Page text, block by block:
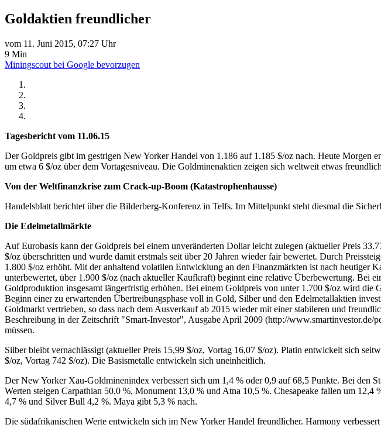
Goldaktien freundlicher
vom 11. Juni 2015, 07:27 Uhr
9 Min
Miningscout bei Google bevorzugen
Tagesbericht vom 11.06.15
Der Goldpreis gibt im gestrigen New Yorker Handel von 1.186 auf 1.185 $/oz nach. Heute
um etwa 6 $/oz über dem Vortagesniveau. Die Goldminenaktien zeigen sich weltweit etwas
Von der Weltfinanzkrise zum Crack-up-Boom (Katastrophenhausse)
Handelsblatt berichtet über die Bilderberg-Konferenz in Telfs. Im Mittelpunkt steht diesmal die
Die Edelmetallmärkte
Auf Eurobasis kann der Goldpreis bei einem unveränderten Dollar leicht zulegen (aktueller Preis
$/oz überschritten und wurde damit erstmals seit über 20 Jahren wieder fair bewertet. Durch
1.800 $/oz erhöht. Mit der anhaltend volatilen Entwicklung an den Finanzmärkten ist nach
unterbewertet, über 1.900 $/oz (nach aktueller Kaufkraft) beginnt eine relative Überbewertung. Bei
Goldproduktion insgesamt längerfristig erhöhen. Bei einem Goldpreis von unter 1.700 $/oz wird
Beginn einer zu erwartenden Übertreibungsphase voll in Gold, Silber und den Edelmetallaktien
Goldmarkt vertrieben, so dass nach dem Ausverkauf ab 2015 wieder mit einer stabileren und
Beschreibung in der Zeitschrift "Smart-Investor", Ausgabe April 2009 (http://
müssen.
Silber bleibt vernachlässigt (aktueller Preis 15,99 $/oz, Vortag 16,07 $/oz). Platin entwickelt sich
$/oz, Vortag 742 $/oz). Die Basismetalle entwickeln sich uneinheitlich.
Der New Yorker Xau-Goldminenindex verbessert sich um 1,4 % oder 0,9 auf 68,5 Punkte. Bei den
Werten steigen Carpathian 50,0 %, Monument 13,0 % und Atna 10,5 %. Chesapeake fallen um
4,7 % und Silver Bull 4,2 %. Maya gibt 5,3 % nach.
Die südafrikanischen Werte entwickeln sich im New Yorker Handel freundlicher. Harmony